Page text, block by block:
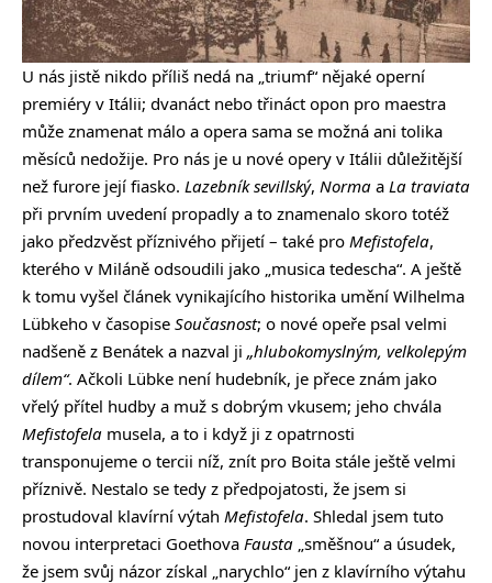
U nás jistě nikdo příliš nedá na „triumf“ nějaké operní
premiéry v Itálii; dvanáct nebo třináct opon pro maestra
může znamenat málo a opera sama se možná ani tolika
měsíců nedožije. Pro nás je u nové opery v Itálii důležitější
než furore její fiasko. Lazebník sevillský, Norma a La traviata
při prvním uvedení propadly a to znamenalo skoro totéž
jako předzvěst příznivého přijetí – také pro Mefistofela,
kterého v Miláně odsoudili jako „musica tedescha“. A ještě
k tomu vyšel článek vynikajícího historika umění Wilhelma
Lübkeho v časopise Současnost; o nové opeře psal velmi
nadšeně z Benátek a nazval ji „hlubokomyslným, velkolepým
dílem“. Ačkoli Lübke není hudebník, je přece znám jako
vřelý přítel hudby a muž s dobrým vkusem; jeho chvála
Mefistofela musela, a to i když ji z opatrnosti
transponujeme o tercii níž, znít pro Boita stále ještě velmi
příznivě. Nestalo se tedy z předpojatosti, že jsem si
prostudoval klavírní výtah Mefistofela. Shledal jsem tuto
novou interpretaci Goethova Fausta „směšnou“ a úsudek,
že jsem svůj názor získal „narychlo“ jen z klavírního výtahu